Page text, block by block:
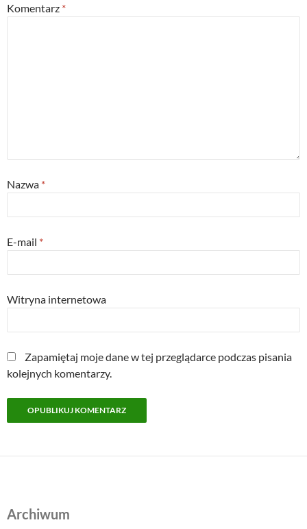
Komentarz *
Nazwa *
E-mail *
Witryna internetowa
Zapamiętaj moje dane w tej przeglądarce podczas pisania
kolejnych komentarzy.
Archiwum